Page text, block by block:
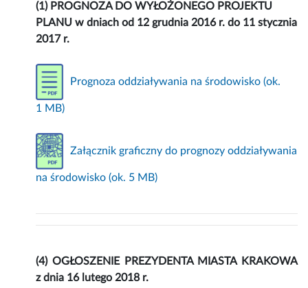
(1) PROGNOZA DO WYŁOŻONEGO PROJEKTU
PLANU w dniach od 12 grudnia 2016 r. do 11 stycznia
2017 r.
Prognoza oddziaływania na środowisko (ok.
1 MB)
Załącznik graficzny do prognozy oddziaływania
na środowisko (ok. 5 MB)
(4) OGŁOSZENIE PREZYDENTA MIASTA KRAKOWA
z dnia 16 lutego 2018 r.